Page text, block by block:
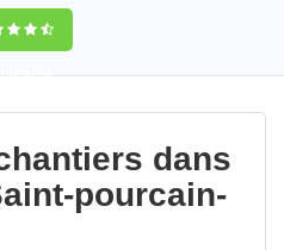
58
dans
pourcain-